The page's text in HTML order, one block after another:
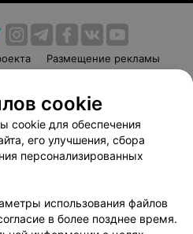
Размещение рекламы
Способы оплаты
Партнеры
103.by
данных
cookie
cookie для обеспечения
его улучшения, сбора
персонализированных
использования файлов
в более позднее время.